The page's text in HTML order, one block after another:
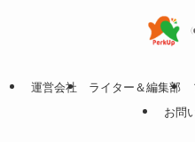
運営会社 ライター＆編集部
お問